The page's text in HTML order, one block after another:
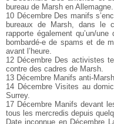
bureau de Marsh en Allemagne.
10 Décembre Des manifs
bureaux de Marsh, dans le
rapporte également qu’un/
bombardé-e de spams et de
avant l’heure.
12 Décembre Des activistes
contre des cadres de Marsh.
13 Décembre Manifs anti-
14 Décembre Visites au
Surrey.
17 Décembre Manifs devant
tous les mercredis depuis
Date inconnue en Décembre